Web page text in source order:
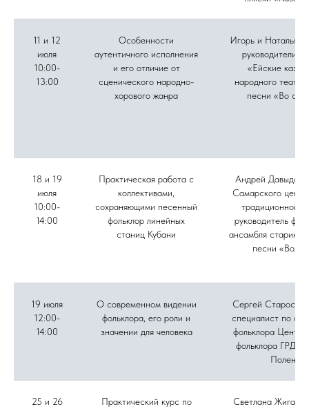
11 и 12
июля
10:00-
13:00
Особенности
аутентичного исполнения
и его отличие от
сценического народно-
хорового жанра
Игорь и Наталья
руководители
«Ейские
народного театра
песни «Во
18 и 19
июля
10:00-
14:00
Практическая работа с
коллективами,
сохраняющими песенный
фольклор линейных
станиц Кубани
Андрей Давыдов,
Самарского
традиционной
руководитель
ансамбля
песни
19 июля
12:00-
14:00
О современном видении
фольклора, его роли и
значении для человека
Сергей
специалист по
фольклора Центра
фольклора
Поленова
25 и 26
Практический курс по
Светлана